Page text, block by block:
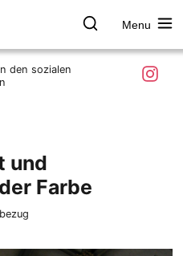
Menu
den sozialen
und
Farbe